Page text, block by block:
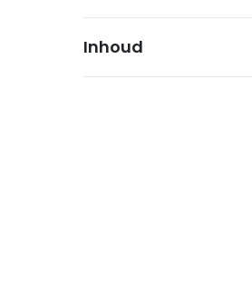
Inhoud